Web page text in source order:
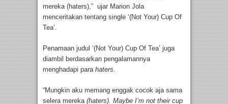
mereka (haters),” ujar Marion Jola
menceritakan tentang single ‘(Not Your) Cup Of
Tea’.
Penamaan judul ‘(Not Your) Cup Of Tea’ juga
diambil berdasarkan pengalamannya
menghadapi parahaters.
“Mungkin aku memang enggak cocok aja sama
selera mereka (haters). Maybe I’m not their cup